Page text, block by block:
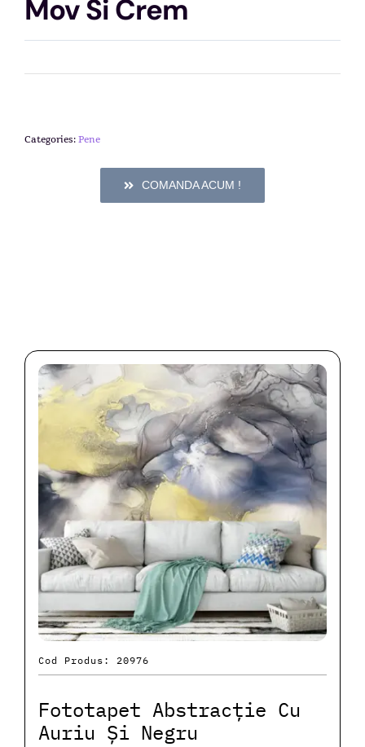
Mov Si Crem
Categories:Pene
COMANDA ACUM !
Cod Produs: 20976
Fototapet Abstracție Cu
Auriu Și Negru